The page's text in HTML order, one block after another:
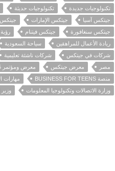
تكنولوجيات جديدة
تكنولوجيات حديثة
جيتكس آسيا
جيتكس الإمارات جيتكس
جيتكس سنغافورة
جيتكس فيتنام
رؤية
ريادة الأعمال للمراهقين
سياحة السعودية
شركات في جيتكس
شركات ناشئة تعليمية
مصر
معرض جيتكس
معرض ومؤتمر PAFIX 2025
منصة BUSINESS FOR TEENS
مهارات
وزارة الاتصالات وتكنولوجيا المعلومات
وزير